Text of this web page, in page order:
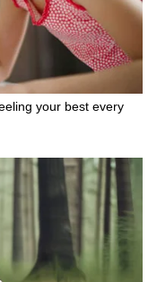
your best every